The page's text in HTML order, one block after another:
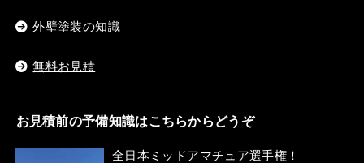
外壁塗装の知識
無料お見積
お見積前の予備知識はこちらからどうぞ
全日本ミッドアマチュア選手権！